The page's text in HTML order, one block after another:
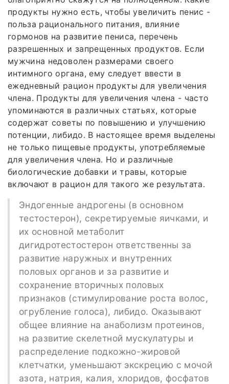
продукты нужно есть, чтобы увеличить пенис -
польза рационального питания, влияние
гормонов на развитие пениса, перечень
разрешенных и запрещенных продуктов. Если
мужчина недоволен размерами своего
интимного органа, ему следует ввести в
ежедневный рацион продукты для увеличения
члена. Продукты для увеличения члена - часто
упоминаются в различных статьях, которые
содержат советы по повышению и улучшению
потенции, либидо. В настоящее время выделены
не только пищевые продукты, употребляемые
для увеличения члена. Но и различные
биологические добавки и травы, которые
включают в рацион для такого же результата.
Эндогенные андрогены (в основном
тестостерон), секретируемые яичками, и
их основной метаболит
дигидротестостерон ответственны за
развитие наружных и внутренних
половых органов и за развитие и
сохранение вторичных половых
признаков (стимулирование роста волос,
огрубление голоса), либидо. Оказывают
общее влияние на анаболизм протеинов,
на развитие скелетной мускулатуры и
распределение подкожно-жировой
клетчатки, уменьшают экскрецию с мочой
азота, натрия, калия, хлоридов, фосфатов